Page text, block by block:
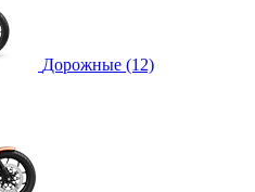
Дорожные (12)